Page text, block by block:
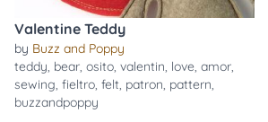
Valentine Teddy
by Buzz and Poppy
teddy, bear, osito, valentin, love, amor,
sewing, fieltro, felt, patron, pattern,
buzzandpoppy